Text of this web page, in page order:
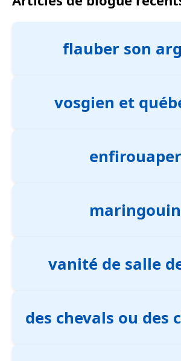
flauber son
vosgien et
enfirouaper
maringouin
vanité de salle
des chevals ou des